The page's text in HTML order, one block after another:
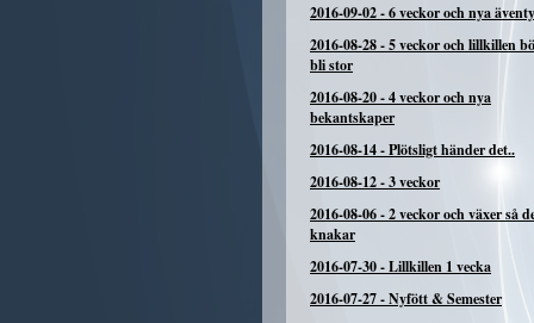
2016-09-02-6 veckor och nya
2016-08-28-5 veckor och lillkillen
bli stor
2016-08-20-4 veckor och nya
bekantskaper
2016-08-14-Plötsligt händer det..
2016-08-12-3 veckor
2016-08-06-2 veckor och växer så
knakar
2016-07-30-Lillkillen 1 vecka
2016-07-27-Nyfött & Semester